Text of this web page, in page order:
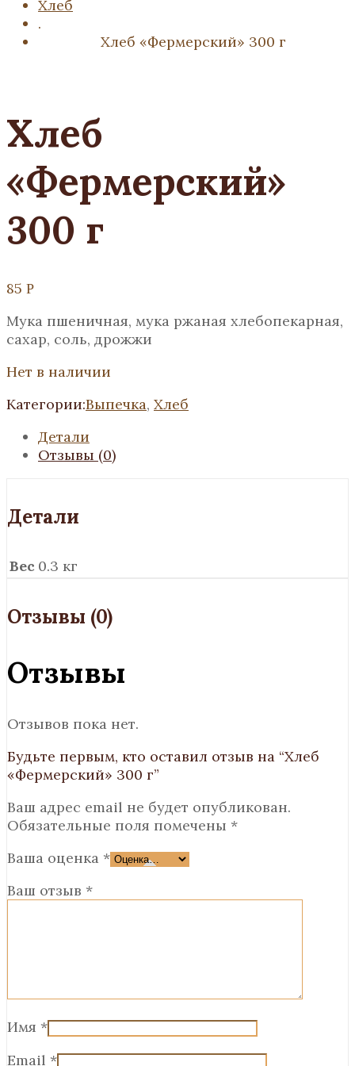
Хлеб
.
Хлеб «Фермерский» 300 г
Хлеб
«Фермерский»
300 г
85 Р
Мука пшеничная, мука ржаная хлебопекарная,
сахар, соль, дрожжи
Нет в наличии
Категории:Выпечка, Хлеб
Детали
Отзывы (0)
Детали
Вес 0.3 кг
Отзывы (0)
Отзывы
Отзывов пока нет.
Будьте первым, кто оставил отзыв на “Хлеб
«Фермерский» 300 г”
Ваш адрес email не будет опубликован.
Обязательные поля помечены *
Ваша оценка *
Ваш отзыв *
Имя *
Email *